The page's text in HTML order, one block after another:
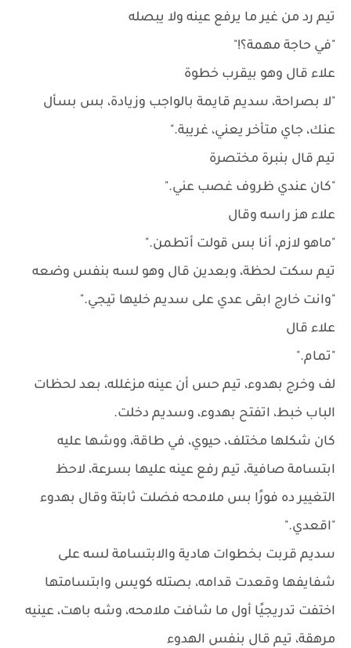
تيم رد من غير ما يرفع عينه ولا يبصله
"في حاجة مهمة؟!"
علاء قال وهو بيقرب خطوة
"لا بصراحة، سديم قايمة بالواجب وزيادة، بس بسأل
عنك، جاي متأخر يعني، غريبة."
تيم قال بنبرة مختصرة
"كان عندي ظروف غصب عني."
علاء هز راسه وقال
"ماهو لازم، أنا بس قولت أتطمن."
تيم سكت لحظة، وبعدين قال وهو لسه بنفس وضعه
"وانت خارج ابقى عدي على سديم خليها تيجي."
علاء قال
"تمام."
لف وخرج بهدوء، تيم حس أن عينه مزغلله، بعد لحظات
الباب خبط، اتفتح بهدوء، وسديم دخلت.
كان شكلها مختلف، حيوي، في طاقة، ووشها عليه
ابتسامة صافية، تيم رفع عينه عليها بسرعة، لاحظ
التغيير ده فورًا بس ملامحه فضلت ثابتة وقال بهدوء
"اقعدي."
سديم قربت بخطوات هادية والابتسامة لسه على
شفايفها وقعدت قدامه، بصتله كويس وابتسامتها
اختفت تدريجيًا أول ما شافت ملامحه، وشه باهت، عينيه
مرهقة، تيم قال بنفس الهدوء